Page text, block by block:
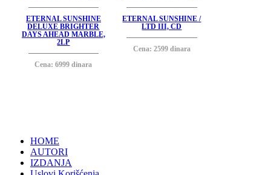
ETERNAL SUNSHINE
DELUXE BRIGHTER
DAYS AHEAD MARBLE,
2LP
Cena: 6999 dinara
ETERNAL SUNSHINE /
LTD III, CD
Cena: 2599 dinara
HOME
AUTORI
IZDANJA